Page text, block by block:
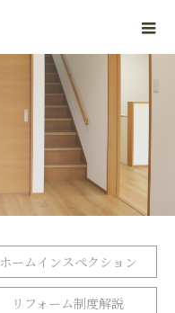
ホームインスペクション
リフォーム制度解説